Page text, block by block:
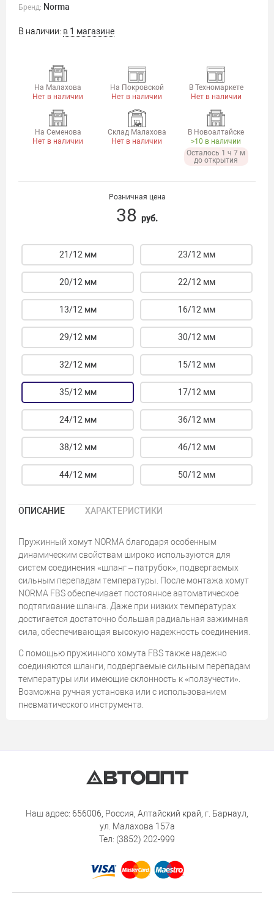
Бренд: Norma
В наличии: в 1 магазине
На Малахова
Нет в наличии
На Покровской
Нет в наличии
В Техномаркете
Нет в наличии
На Семенова
Нет в наличии
Склад Малахова
Нет в наличии
В Новоалтайске
>10 в наличии
Осталось 1 ч 7 м
до открытия
Розничная цена
38 руб.
21/12 мм 23/12 мм
20/12 мм 22/12 мм
13/12 мм 16/12 мм
29/12 мм 30/12 мм
32/12 мм 15/12 мм
35/12 мм 17/12 мм
24/12 мм 36/12 мм
38/12 мм 46/12 мм
44/12 мм 50/12 мм
ОПИСАНИЕ ХАРАКТЕРИСТИКИ
Пружинный хомут NORMA благодаря особенным
динамическим свойствам широко используются для
систем соединения «шланг – патрубок», подвергаемых
сильным перепадам температуры. После монтажа хомут
NORMA FBS обеспечивает постоянное автоматическое
подтягивание шланга. Даже при низких температурах
достигается достаточно большая радиальная зажимная
сила, обеспечивающая высокую надежность соединения.
С помощью пружинного хомута FBS также надежно
соединяются шланги, подвергаемые сильным перепадам
температуры или имеющие склонность к «ползучести».
Возможна ручная установка или с использованием
пневматического инструмента.
Наш адрес: 656006, Россия, Алтайский край, г. Барнаул,
ул. Малахова 157а
Тел: (3852) 202-999